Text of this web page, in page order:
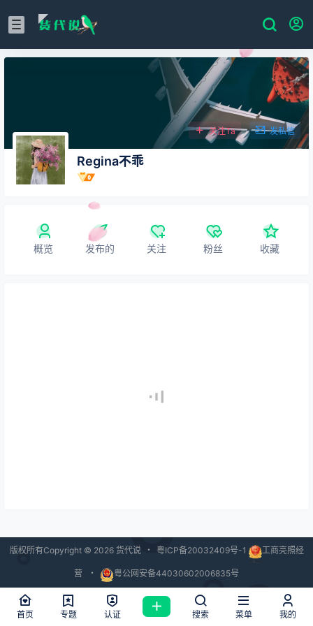
Regina不乖
关注Ta 发私信
概览 发布的 关注 粉丝 收藏
版权所有Copyright © 2026货代说 ・ 粤ICP备20032409号-1 工商亮照经
营 ・
粤公网安备44030602006835号
查询 40 次，耗时 1.5915 秒
首页
专题 认证 搜索 菜单 我的